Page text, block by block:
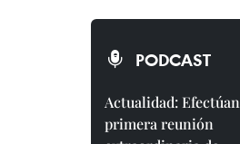
PODCAST
Actualidad: Efectúan
primera reunión